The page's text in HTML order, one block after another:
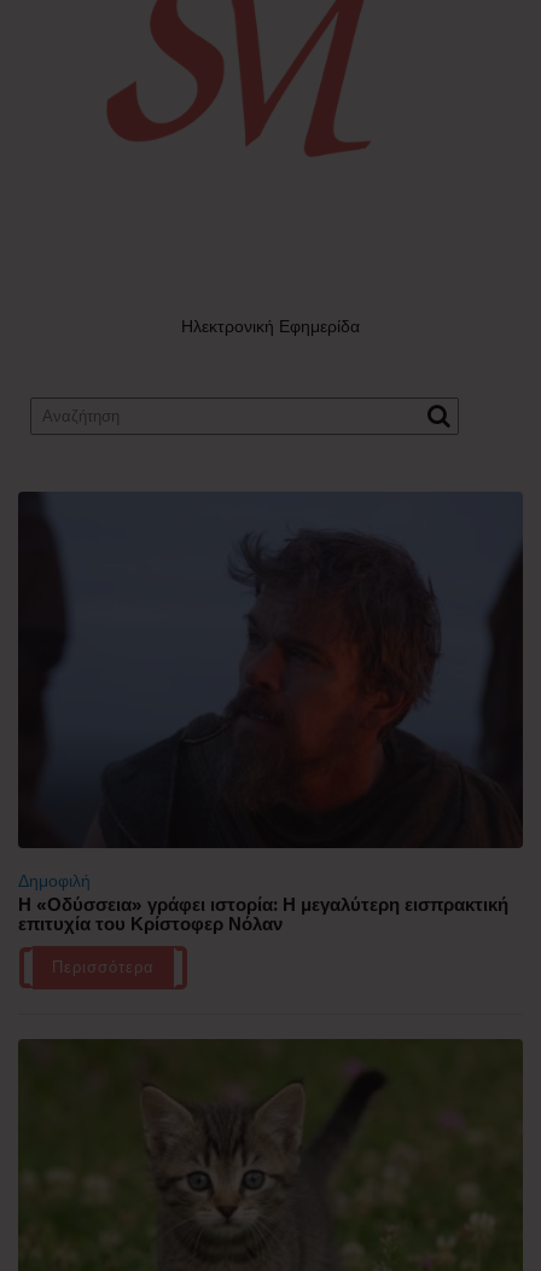
Ηλεκτρονική Εφημερίδα
Δημοφιλή
Η «Οδύσσεια» γράφει ιστορία: Η μεγαλύτερη εισπρακτική
επιτυχία του Κρίστοφερ Νόλαν
Περισσότερα